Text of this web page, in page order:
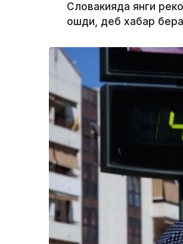
Словакияда янги
ошди, деб хабар